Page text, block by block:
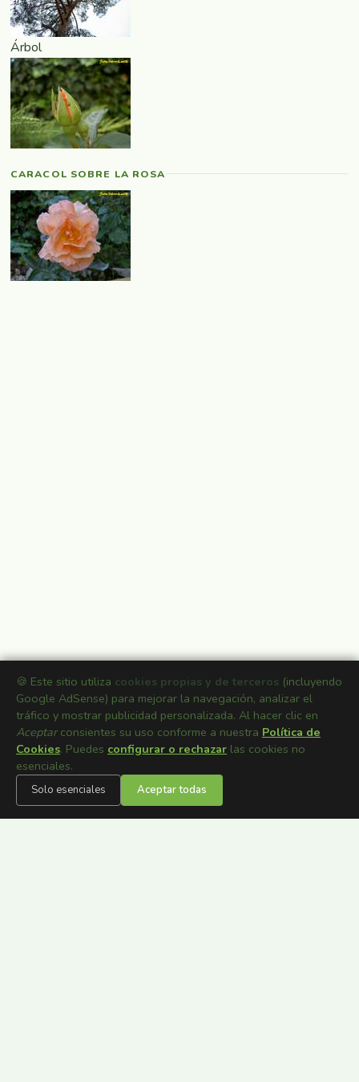
Árbol
CARACOL SOBRE LA ROSA
🍪 Este sitio utiliza cookies propias y de terceros (incluyendo
Google AdSense) para mejorar la navegación, analizar el
tráfico y mostrar publicidad personalizada. Al hacer clic en
Aceptarconsientes su uso conforme a nuestra Política de
Cookies. Puedes configurar o rechazar las cookies no
esenciales.
Solo esenciales Aceptar todas